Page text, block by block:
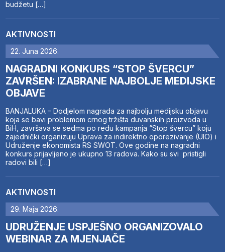
budžetu […]
AKTIVNOSTI
22. Juna 2026.
NAGRADNI KONKURS “STOP ŠVERCU”
ZAVRŠEN: IZABRANE NAJBOLJE MEDIJSKE
OBJAVE
BANJALUKA – Dodjelom nagrada za najbolju medijsku objavu
koja se bavi problemom crnog tržišta duvanskih proizvoda u
BiH, završava se sedma po redu kampanja “Stop švercu” koju
zajednički organizuju Uprava za indirektno oporezivanje (UIO) i
Udruženje ekonomista RS SWOT. Ove godine na nagradni
konkurs prijavljeno je ukupno 13 radova. Kako su svi pristigli
radovi bili […]
AKTIVNOSTI
29. Maja 2026.
UDRUŽENJE USPJEŠNO ORGANIZOVALO
WEBINAR ZA MJENJAČE